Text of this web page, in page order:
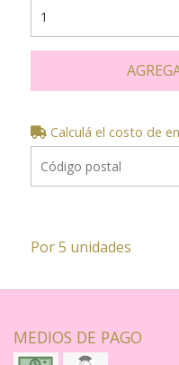
Calculá el costo de
Por 5 unidades
MEDIOS DE PAGO